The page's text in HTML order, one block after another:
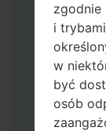
zgodnie
i
w
być
osób